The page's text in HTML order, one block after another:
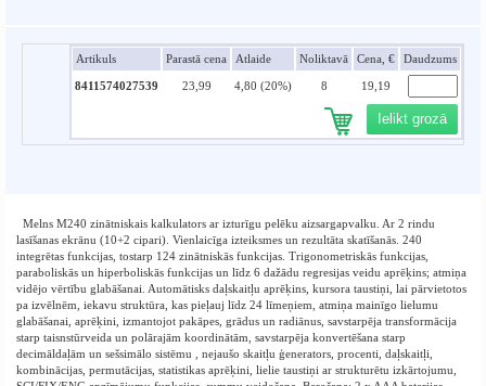
Artikuls Parastā cena Atlaide Noliktavā Cena, € Daudzums
8411574027539 23,99 4,80 (20%) 8 19,19
Ielikt grozā
Melns M240 zinātniskais kalkulators ar izturīgu pelēku aizsargapvalku. Ar 2 rindu
lasīšanas ekrānu (10+2 cipari). Vienlaicīga izteiksmes un rezultāta skatīšanās. 240
integrētas funkcijas, tostarp 124 zinātniskās funkcijas. Trigonometriskās funkcijas,
paraboliskās un hiperboliskās funkcijas un līdz 6 dažādu regresijas veidu aprēķins; atmiņa
vidējo vērtību glabāšanai. Automātisks daļskaitļu aprēķins, kursora taustiņi, lai pārvietotos
pa izvēlnēm, iekavu struktūra, kas pieļauj līdz 24 līmeņiem, atmiņa mainīgo lielumu
glabāšanai, aprēķini, izmantojot pakāpes, grādus un radiānus, savstarpēja transformācija
starp taisnstūrveida un polārajām koordinātām, savstarpēja konvertēšana starp
decimāldaļām un sešsimālo sistēmu , nejaušo skaitļu ģenerators, procenti, daļskaitļi,
kombinācijas, permutācijas, statistikas aprēķini, lielie taustiņi ar strukturētu izkārtojumu,